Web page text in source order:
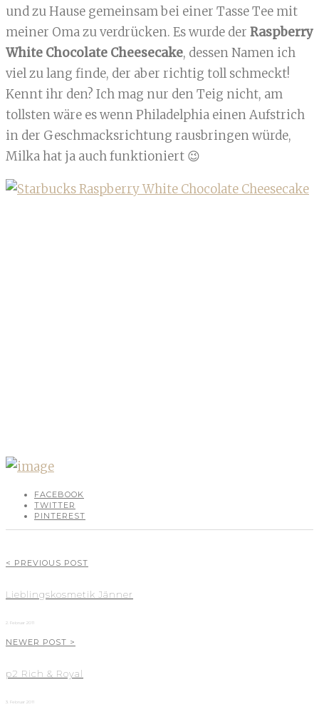
und zu Hause gemeinsam bei einer Tasse Tee mit
meiner Oma zu verdrücken. Es wurde der Raspberry
White Chocolate Cheesecake, dessen Namen ich
viel zu lang finde, der aber richtig toll schmeckt!
Kennt ihr den? Ich mag nur den Teig nicht, am
tollsten wäre es wenn Philadelphia einen Aufstrich
in der Geschmacksrichtung rausbringen würde,
Milka hat ja auch funktioniert 😉
FACEBOOK
TWITTER
PINTEREST
< PREVIOUS POST
Lieblingskosmetik Jänner
2. Februar 2011
NEWER POST >
p2 Rich & Royal
3. Februar 2011